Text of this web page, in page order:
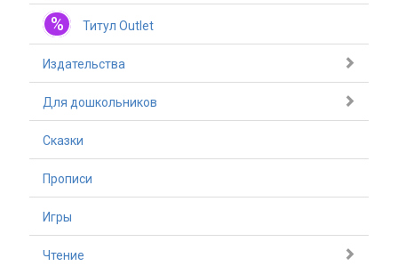
% Титул Outlet
Издательства
Для дошкольников
Сказки
Прописи
Игры
Чтение